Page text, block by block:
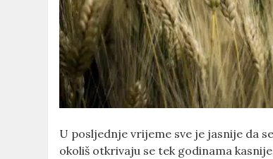
U posljednje vrijeme sve je jasnije da
okoliš otkrivaju se tek godinama